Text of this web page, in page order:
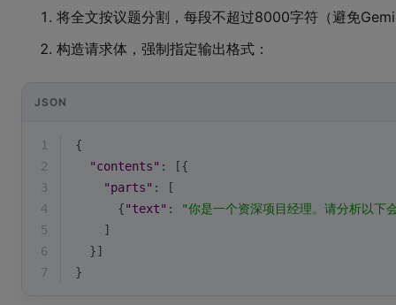
将全文按议题分割，每段不超过8000字符（避免
构造请求体，强制指定输出格式：
JSON
1
{
2
"contents" : [{
3
"parts" : [
4
      {
"text" :
"你是一个资深项目经理。请分析
5
    ]
6
  }]
7
}